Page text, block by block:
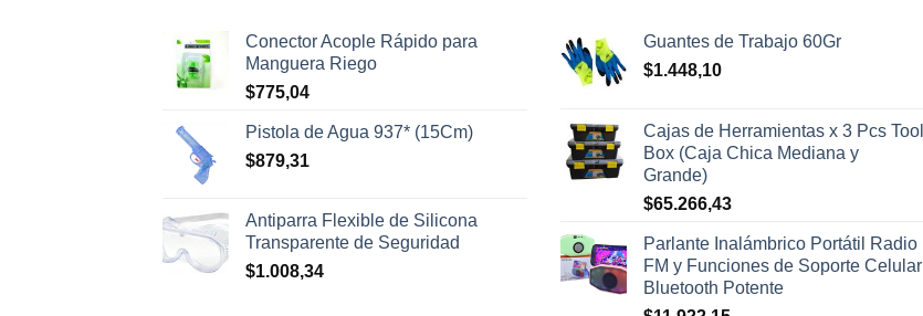
Conector Acople Rápido para
Manguera Riego
$775,04
Pistola de Agua 937* (15Cm)
$879,31
Antiparra Flexible de Silicona
Transparente de Seguridad
$1.008,34
Guantes de Trabajo 60Gr
$1.448,10
Cajas de Herramientas x 3 Pcs Tool
Box (Caja Chica Mediana y
Grande)
$65.266,43
Parlante Inalámbrico Portátil Radio
FM y Funciones de Soporte Celular
Bluetooth Potente